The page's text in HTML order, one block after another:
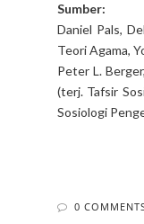
Sumber:
Daniel Pals,
Teori Agama,
Peter L.
(terj. Tafsir
Sosiologi
0